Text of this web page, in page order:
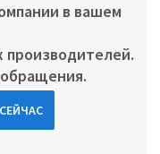
в вашем
производителей.